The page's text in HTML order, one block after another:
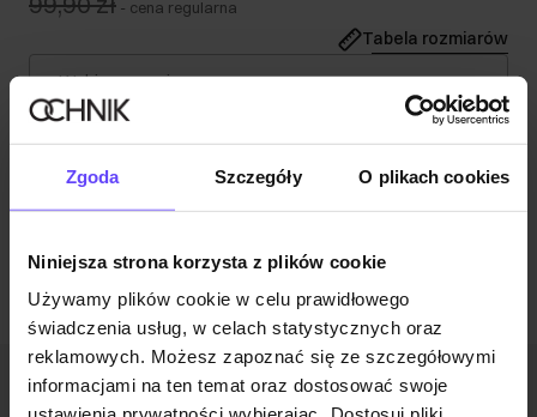
Zgoda Szczegóły O plikach cookies
Niniejsza strona korzysta z plików cookie
Używamy plików cookie w celu prawidłowego
świadczenia usług, w celach statystycznych oraz
reklamowych. Możesz zapoznać się ze szczegółowymi
informacjami na ten temat oraz dostosować swoje
- cena regularna
Tabela rozmiarów
Wybierz rozmiar
Opis produktu
Newsletter